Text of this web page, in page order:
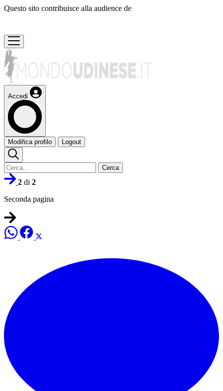
Questo sito contribuisce alla audience de
Accedi
Modifica profilo Logout
Cerca
2 di 2
Seconda pagina